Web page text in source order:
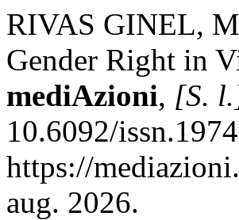
RIVAS GINEL,
Gender Right in
mediAzioni, [S.
10.6092/
https://
aug. 2026.